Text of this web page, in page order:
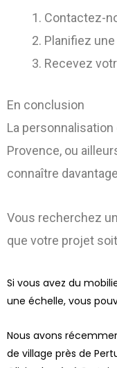
Contactez-
Planifiez
Recevez
En conclusion
La
Provence, ou
connaître
Vous recherchez
que votre projet
Si vous avez du
une échelle, vous
Nous avons
de village près de